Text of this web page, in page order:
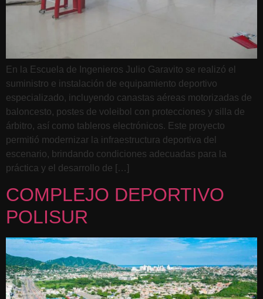
En la Escuela de Ingenieros Julio Garavito se realizó el
suministro e instalación de equipamiento deportivo
especializado, incluyendo canastas aéreas motorizadas de
baloncesto, postes de voleibol con protecciones y silla de
árbitro, así como tableros electrónicos. Este proyecto
permitió modernizar la infraestructura deportiva del
escenario, brindando condiciones adecuadas para la
práctica y el desarrollo de […]
COMPLEJO DEPORTIVO
POLISUR